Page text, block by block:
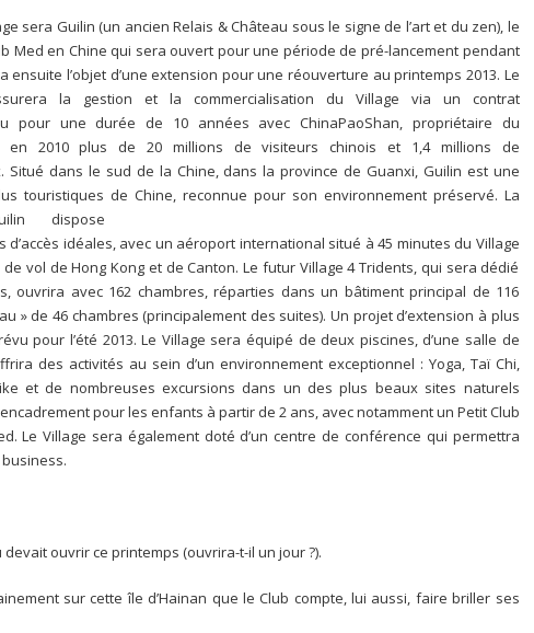
sera Guilin (un ancien Relais & Château sous le signe de l’art et du zen), le
Med en Chine qui sera ouvert pour une période de pré-lancement pendant
ensuite l’objet d’une extension pour une réouverture au printemps 2013. Le
la gestion et la commercialisation du Village via un contrat
pour une durée de 10 années avec ChinaPaoShan, propriétaire du
en 2010 plus de 20 millions de visiteurs chinois et 1,4 millions de
Situé dans le sud de la Chine, dans la province de Guanxi, Guilin est une
touristiques de Chine, reconnue pour son environnement préservé. La
dispose
d’accès idéales, avec un aéroport international situé à 45 minutes du Village
vol de Hong Kong et de Canton. Le futur Village 4 Tridents, qui sera dédié
ouvrira avec 162 chambres, réparties dans un bâtiment principal de 116
» de 46 chambres (principalement des suites). Un projet d’extension à plus
pour l’été 2013. Le Village sera équipé de deux piscines, d’une salle de
des activités au sein d’un environnement exceptionnel : Yoga, Taï Chi,
et de nombreuses excursions dans un des plus beaux sites naturels
pour les enfants à partir de 2 ans, avec notamment un Petit Club
Le Village sera également doté d’un centre de conférence qui permettra
business.
ouvrir ce printemps (ouvrira-t-il un jour ?).
sur cette île d’Hainan que le Club compte, lui aussi, faire briller ses